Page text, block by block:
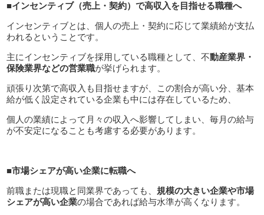
■インセンティブ（売上・契約）で高収入を目指せる職種へ
インセンティブとは、個人の売上・契約に応じて業績給が支払
われるということです。
主にインセンティブを採用している職種として、不動産業界・
保険業界などの営業職が挙げられます。
頑張り次第で高収入も目指せますが、この割合が高い分、基本
給が低く設定されている企業も中には存在しているため、
個人の業績によって月々の収入へ影響してしまい、毎月の給与
が不安定になることも考慮する必要があります。
■市場シェアが高い企業に転職へ
前職または現職と同業界であっても、規模の大きい企業や市場
シェアが高い企業の場合であれば給与水準が高くなります。